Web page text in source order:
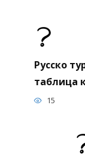
Русско
таблица
15